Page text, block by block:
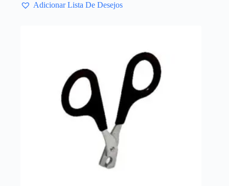
Adicionar Lista De Desejos